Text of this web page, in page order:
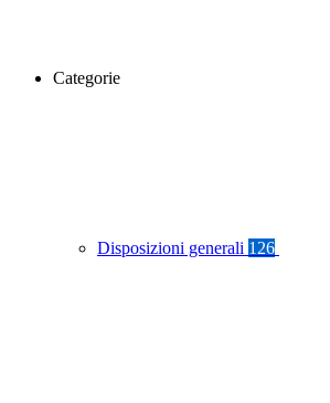
Categorie
Disposizioni generali 126